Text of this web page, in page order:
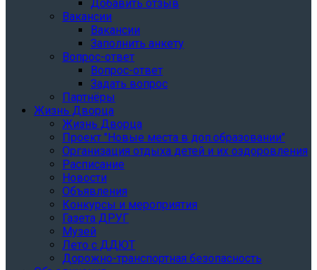
Добавить отзыв
Вакансии
Вакансии
Заполнить анкету
Вопрос-ответ
Вопрос-ответ
Задать вопрос
Партнёры
Жизнь Дворца
Жизнь Дворца
Проект "Новые места в доп.образовании"
Организация отдыха детей и их оздоровления
Расписание
Новости
Объявления
Конкурсы и мероприятия
Газета ДРУГ
Музей
Лето с ДДЮТ
Дорожно-транспортная безопасность